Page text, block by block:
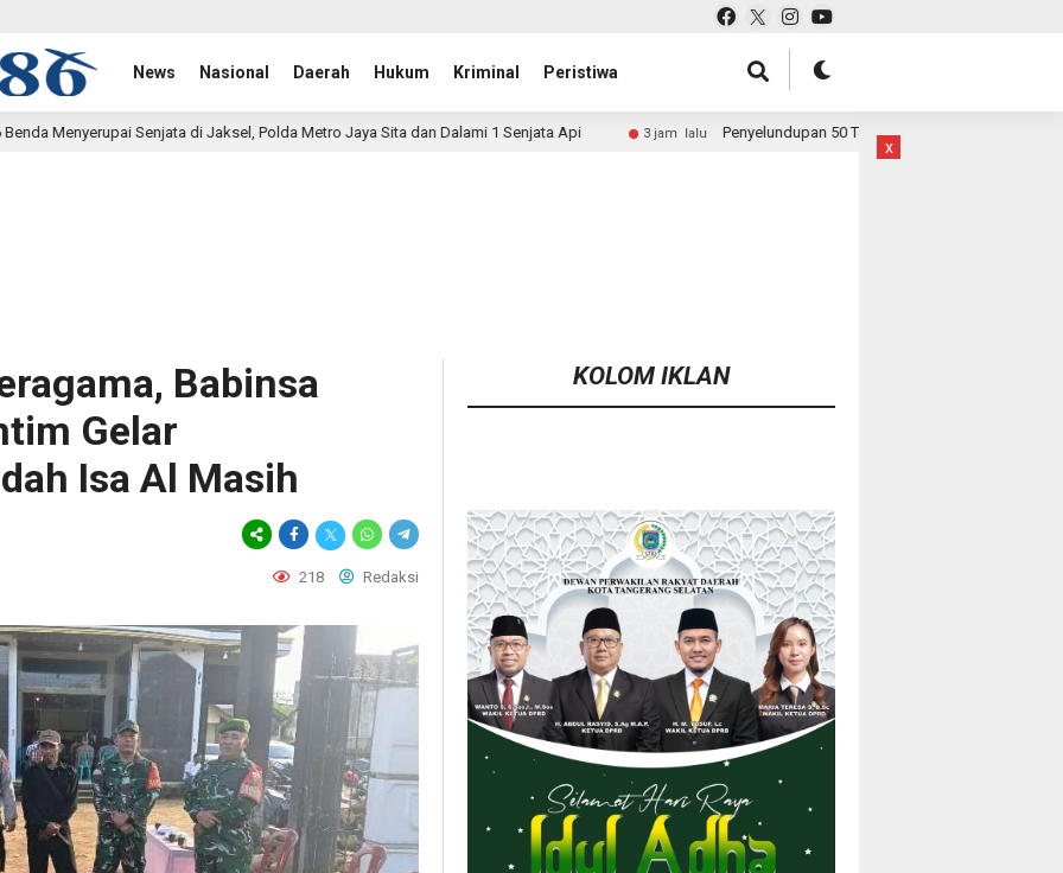
News Nasional Daerah Hukum Kriminal Peristiwa
di Jaksel, Polda Metro Jaya Sita dan Dalami 1 Senjata Api 3 jam lalu Penyelundupan 50 Ton Pasir Timah ke Malaysia Dibongkar,
Babinsa
Gelar
Isa Al Masih
218 Redaksi
KOLOM IKLAN
x